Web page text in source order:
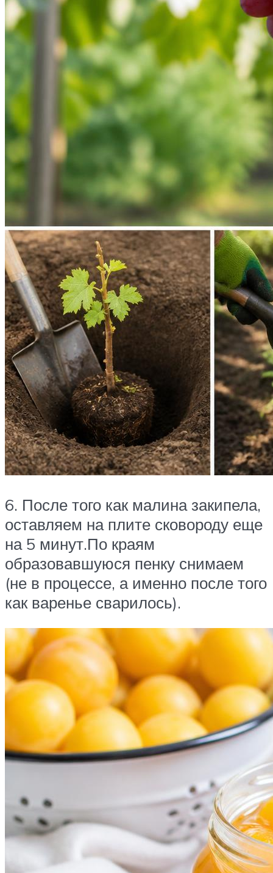
6. После того как малина закипела,
оставляем на плите сковороду еще
на 5 минут.По краям
образовавшуюся пенку снимаем
(не в процессе, а именно после того
как варенье сварилось).